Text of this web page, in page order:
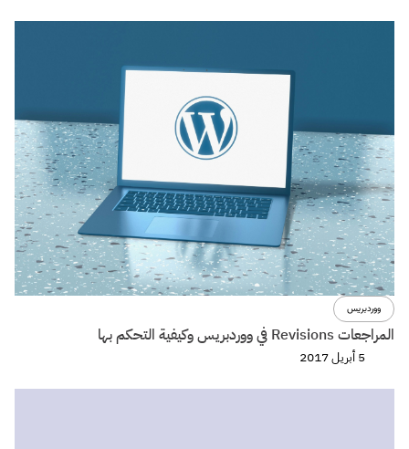
ووردبريس
المراجعات Revisions في ووردبريس وكيفية التحكم بها
5 أبريل 2017